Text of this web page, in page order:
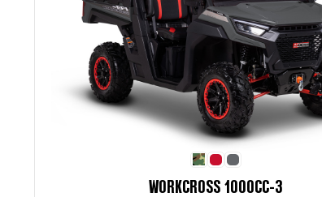
WORKCROSS 1000CC-3